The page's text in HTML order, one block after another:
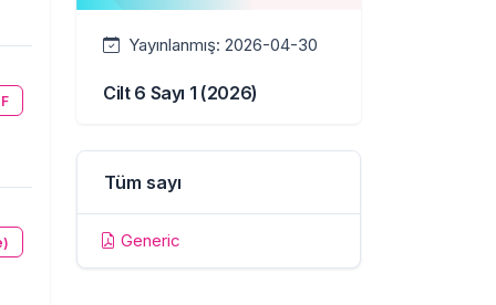
Yayınlanmış: 2026-04-30
Cilt 6 Sayı 1 (2026)
Tüm sayı
Generic